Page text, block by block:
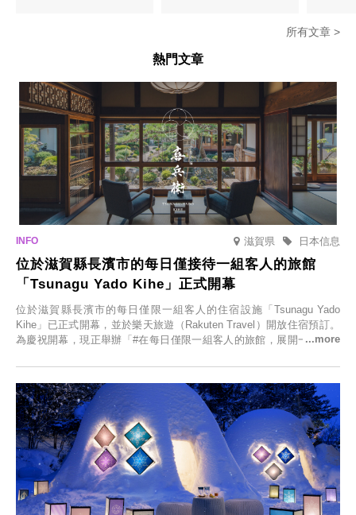
所有文章 >
熱門文章
滋賀県 日本信息
位於滋賀縣長濱市的每日僅接待一組客人的旅館
「Tsunagu Yado Kihe」正式開幕
位於滋賀縣長濱市的每日僅限一組客人的住宿設施「Tsunagu Yado
Kihe」已正式開幕，並於樂天旅遊（Rakuten Travel）開放住宿預訂。
為慶祝開幕，現正舉辦「#在每日僅限一組客人的旅館，展開一生一次
人的旅館，您才能在此與重要的人共度獨一無二的特別時光。